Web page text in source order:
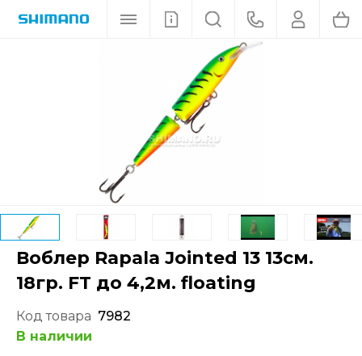
Воблер Rapala Jointed 13 13см.
18гр. FT до 4,2м. floating
Код товара 7982
В наличии